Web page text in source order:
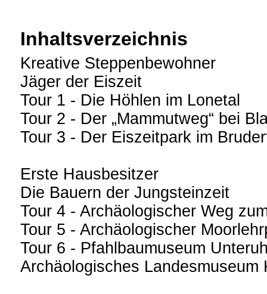
Inhaltsverzeichnis
Kreative Steppenbewohner
Jäger der Eiszeit
Tour 1 - Die Höhlen im Lonetal
Tour 2 - Der „Mammutweg“ bei
Tour 3 - Der Eiszeitpark im
Erste Hausbesitzer
Die Bauern der Jungsteinzeit
Tour 4 - Archäologischer Weg
Tour 5 - Archäologischer
Tour 6 - Pfahlbaumuseum
Archäologisches Landesmuseum